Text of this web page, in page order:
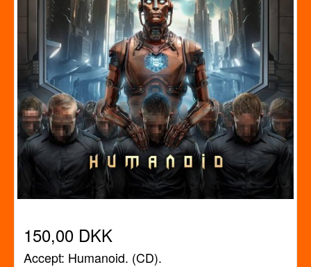
150,00 DKK
Accept: Humanoid. (CD).